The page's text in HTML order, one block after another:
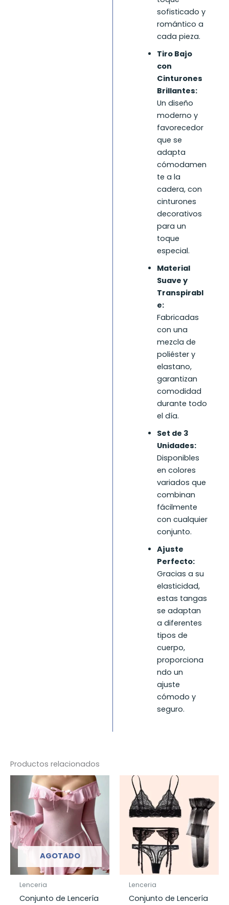
sofisticado y
romántico a
cada pieza.
Tiro Bajo
con
Cinturones
Brillantes:
Un diseño
moderno y
favorecedor
que se
adapta
cómodamen
te a la
cadera, con
cinturones
decorativos
para un
toque
especial.
Material
Suave y
Transpirabl
e:
Fabricadas
con una
mezcla de
poliéster y
elastano,
garantizan
comodidad
durante todo
el día.
Set de 3
Unidades:
Disponibles
en colores
variados que
combinan
fácilmente
con cualquier
conjunto.
Ajuste
Perfecto:
Gracias a su
elasticidad,
estas tangas
se adaptan
a diferentes
tipos de
cuerpo,
proporciona
ndo un
ajuste
cómodo y
seguro.
Productos relacionados
AGOTADO
Lenceria
Conjunto de Lencería
Lenceria
Conjunto de Lencería